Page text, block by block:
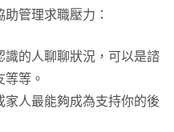
管理求職壓力：
識的人聊聊狀況，可以是諮
等。
家人最能夠成為支持你的後